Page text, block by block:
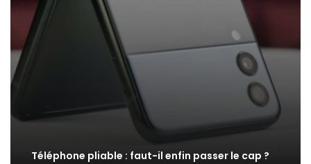
Téléphone pliable : faut-il enfin passer le cap ?